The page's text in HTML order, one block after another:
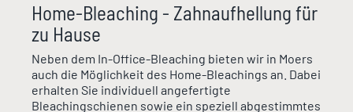
Home-Bleaching - Zahnaufhellung für
zu Hause
Neben dem In-Office-Bleaching bieten wir in Moers
auch die Möglichkeit des Home-Bleachings an. Dabei
erhalten Sie individuell angefertigte
Bleachingschienen sowie ein speziell abgestimmtes